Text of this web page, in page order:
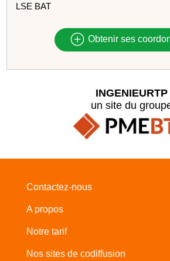
LSE BAT
Obtenir ses
INGENIEURTP
un site du
Contactez-nous
A propos
Notre tarif
Nos sites de codiffusion